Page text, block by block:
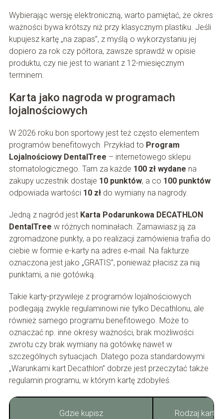
Wybierając wersję elektroniczną, warto pamiętać, że okres
ważności bywa krótszy niż przy klasycznym plastiku. Jeśli
kupujesz kartę „na zapas”, z myślą o wykorzystaniu jej
dopiero za rok czy półtora, zawsze sprawdź w opisie
produktu, czy nie jest to wariant z 12-miesięcznym
terminem.
Karta jako nagroda w programach
lojalnościowych
W 2026 roku bon sportowy jest też często elementem
programów benefitowych. Przykład to Program
Lojalnościowy DentalTree – internetowego sklepu
stomatologicznego. Tam za każde 100 zł wydane na
zakupy uczestnik dostaje 10 punktów, a co 100 punktów
odpowiada wartości 10 złdo wymiany na nagrody.
Jedną z nagród jest Karta Podarunkowa DECATHLON
DentalTree w różnych nominałach. Zamawiasz ją za
zgromadzone punkty, a po realizacji zamówienia trafia do
ciebie w formie e-karty na adres e‑mail. Na fakturze
oznaczona jest jako „GRATIS”, ponieważ płacisz za nią
punktami, a nie gotówką.
Takie karty-przywileje z programów lojalnościowych
podlegają zwykle regulaminowi nie tylko Decathlonu, ale
również samego programu benefitowego. Może to
oznaczać np. inne okresy ważności, brak możliwości
zwrotu czy brak wymiany na gotówkę nawet w
szczególnych sytuacjach. Dlatego poza standardowymi
„Warunkami kart Decathlon” dobrze jest przeczytać także
regulamin programu, w którym kartę zdobyłeś.
Gdzie kupisz Rodzaj karty